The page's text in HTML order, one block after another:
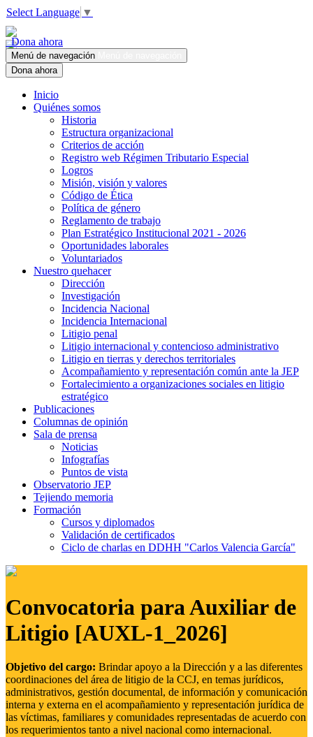
Select Language ▼
Dona ahora
Menú de navegación
Dona ahora
Inicio
Quiénes somos
Historia
Estructura organizacional
Criterios de acción
Registro web Régimen Tributario Especial
Logros
Misión, visión y valores
Código de Ética
Política de género
Reglamento de trabajo
Plan Estratégico Institucional 2021 - 2026
Oportunidades laborales
Voluntariados
Nuestro quehacer
Dirección
Investigación
Incidencia Nacional
Incidencia Internacional
Litigio penal
Litigio internacional y contencioso administrativo
Litigio en tierras y derechos territoriales
Acompañamiento y representación común ante la JEP
Fortalecimiento a organizaciones sociales en litigio
estratégico
Publicaciones
Columnas de opinión
Sala de prensa
Noticias
Infografías
Puntos de vista
Observatorio JEP
Tejiendo memoria
Formación
Cursos y diplomados
Validación de certificados
Ciclo de charlas en DDHH "Carlos Valencia García"
Convocatoria para Auxiliar de
Litigio [AUXL-1_2026]
Objetivo del cargo: Brindar apoyo a la Dirección y a las diferentes
coordinaciones del área de litigio de la CCJ, en temas jurídicos,
administrativos, gestión documental, de información y comunicación
interna y externa en el acompañamiento y representación jurídica de
las víctimas, familiares y comunidades representadas de acuerdo con
los requerimientos tanto a nivel nacional como internacional.